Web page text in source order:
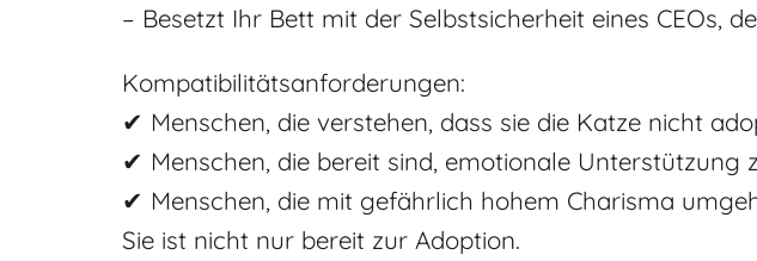
– Besetzt Ihr Bett mit der Selbstsicherheit eines CEOs,
Kompatibilitätsanforderungen:
✔ Menschen, die verstehen, dass sie die Katze nicht
✔ Menschen, die bereit sind, emotionale Unterstützung
✔ Menschen, die mit gefährlich hohem Charisma
Sie ist nicht nur bereit zur Adoption.